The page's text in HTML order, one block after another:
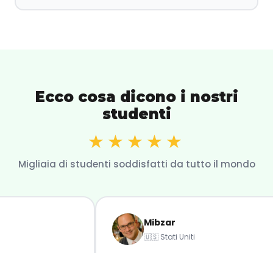
Ecco cosa dicono i nostri
studenti
★★★★★
Migliaia di studenti soddisfatti da tutto il mondo
Mibzar
🇺🇸 Stati Uniti